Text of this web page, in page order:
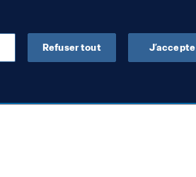
Refuser tout J’accepte